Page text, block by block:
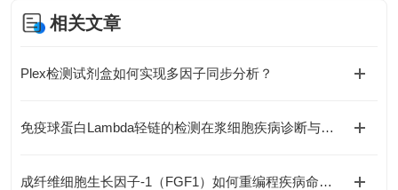
相关文章
Plex检测试剂盒如何实现多因子同步分析？
免疫球蛋白Lambda轻链的检测在浆细胞疾病诊断与鉴别中有何价值？
成纤维细胞生长因子-1（FGF1）如何重编程疾病命运与国自然研究新范式